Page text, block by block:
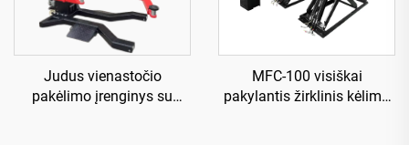
Judus vienastočio
pakėlimo įrenginys su
MFC-100 visiškai
pakylantis žirklinis kėlimo